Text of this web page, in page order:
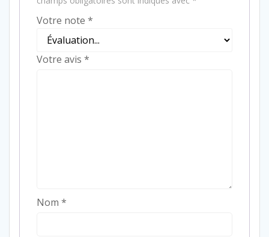
Votre note *
Votre avis *
Nom *